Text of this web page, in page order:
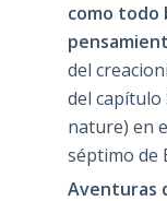
como todo
del
del
nature) en
séptimo de
Aventuras